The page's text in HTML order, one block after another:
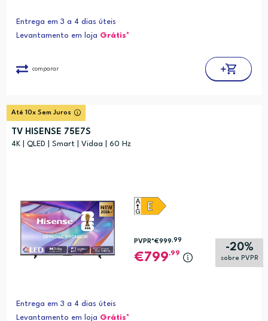
Entrega em 3 a 4 dias úteis
Levantamento em loja Grátis*
comparar
Até 10x Sem Juros
TV HISENSE 75E7S
4K | QLED | Smart | Vidaa | 60 Hz
-20%
sobre PVPR
PVPR*€999,99
799,99
Entrega em 3 a 4 dias úteis
Levantamento em loja Grátis*